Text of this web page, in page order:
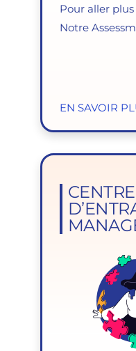
Pour aller
Notre
EN SAVOIR
CENTRE